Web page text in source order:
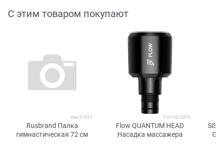
С этим товаром покупают
stav3-093
Rusbrand Палка
гимнастическая 72 см
FW-HD-QFH
Flow QUANTUM HEAD
Насадка массажера
SiS